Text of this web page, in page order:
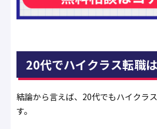
20代でハイクラス転職
結論から言えば、20代でもハイクラ
す。